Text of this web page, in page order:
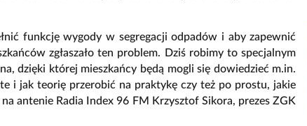
funkcję wygody w segregacji odpadów i aby zapewnić
zgłaszało ten problem. Dziś robimy to specjalnym
dzięki której mieszkańcy będą mogli się dowiedzieć m.in.
i jak teorię przerobić na praktykę czy też po prostu, jakie
antenie Radia Index 96 FM Krzysztof Sikora, prezes ZGK